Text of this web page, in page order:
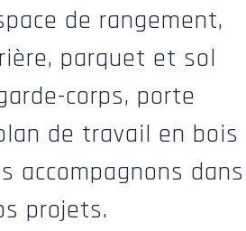
de rangement,
parquet et sol
corps, porte
de travail en bois
accompagnons dans
projets.